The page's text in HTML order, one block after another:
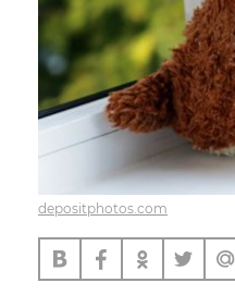
depositphotos.com